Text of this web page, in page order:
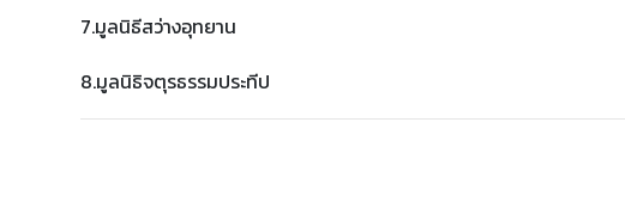
7.มูลนิธีสว่างอุทยาน
8.มูลนิธิจตุรธรรมประทีป